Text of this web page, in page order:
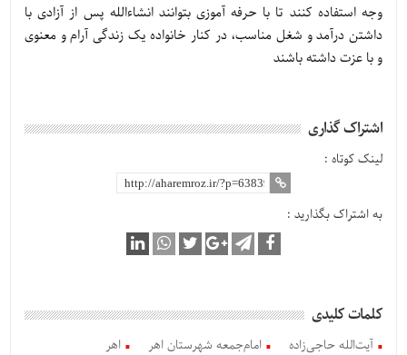
وجه استفاده کنند تا با حرفه آموزی بتوانند انشاءالله پس از آزادی با
داشتن درآمد و شغل مناسب، در کنار خانواده یک زندگی آرام و معنوی
و با عزت داشته باشند
اشتراک گذاری
لینک کوتاه :
به اشتراک بگذارید :
کلمات کلیدی
آیت‌الله حاجی‌زاده امام‌جمعه شهرستان اهر اهر